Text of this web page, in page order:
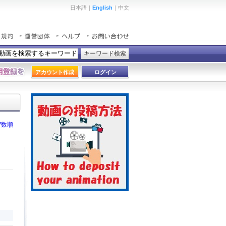
日本語｜ English ｜中文
キーワード検索
アカウント作成 ログイン
順